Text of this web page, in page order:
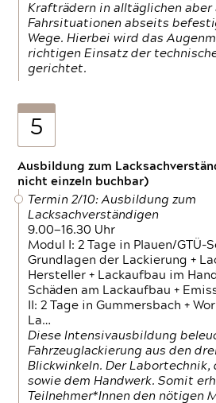
Krafträdern in alltäglichen aber
Fahrsituationen abseits
Wege. Hierbei wird das
richtigen Einsatz der
gerichtet.
5
Ausbildung zum
nicht einzeln buchbar)
Termin 2/10: Ausbildung zum
Lacksachverständigen
9.00—16.30 Uhr
Modul I: 2 Tage in Plauen/GTÜ-
Grundlagen der Lackierung +
Hersteller + Lackaufbau im
Schäden am Lackaufbau +
II: 2 Tage in Gummersbach +
La…
Diese Intensivausbildung
Fahrzeuglackierung aus den
Blickwinkeln. Der Labortechnik,
sowie dem Handwerk. Somit
Teilnehmer*Innen den nötigen